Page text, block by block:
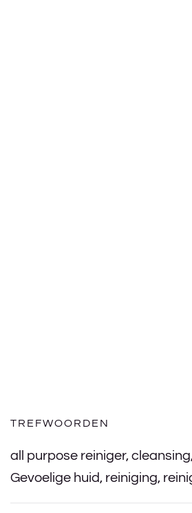
TREFWOORDEN
all purpose reiniger, cleansing
Gevoelige huid, reiniging,